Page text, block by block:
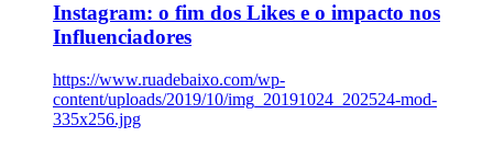
Instagram: o fim dos Likes e o impacto nos
Influenciadores
https://www.ruadebaixo.com/wp-
content/uploads/2019/10/img_20191024_202524-mod-
335x256.jpg